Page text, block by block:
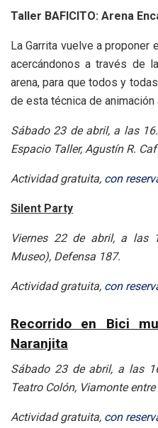
Taller BAFICITO: Arena
La Garrita vuelve a proponer
acercándonos a través de
arena, para que todos y
de esta técnica de
Sábado 23 de abril, a las
Espacio Taller, Agustín R.
Actividad gratuita, con
Silent Party
Viernes 22 de abril, a las
Museo), Defensa 187.
Actividad gratuita, con
Recorrido en Bici
Naranjita
Sábado 23 de abril, a las
Teatro Colón, Viamonte
Actividad gratuita, con